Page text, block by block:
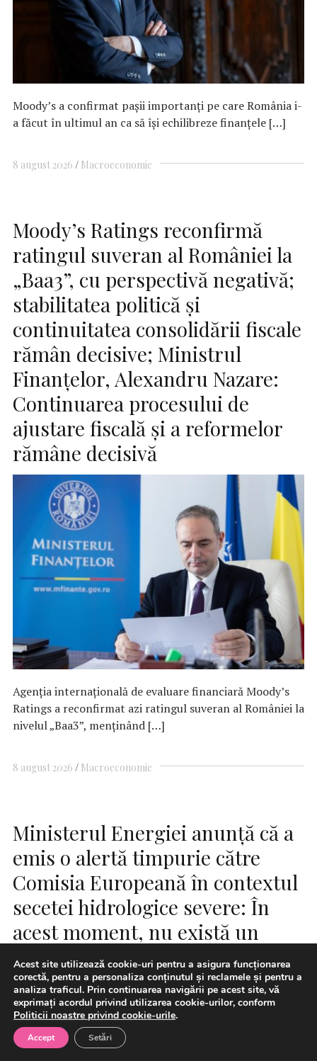
Moody’s a confirmat pașii importanți pe care România i-
a făcut în ultimul an ca să își echilibreze finanțele […]
8 august 2026 Macroeconomie
Moody’s Ratings reconfirmă
ratingul suveran al României la
„Baa3”, cu perspectivă negativă;
stabilitatea politică și
continuitatea consolidării fiscale
rămân decisive; Ministrul
Finanțelor, Alexandru Nazare:
Continuarea procesului de
ajustare fiscală și a reformelor
rămâne decisivă
Agenția internațională de evaluare financiară Moody’s
Ratings a reconfirmat azi ratingul suveran al României la
nivelul „Baa3”, menținând […]
8 august 2026 Macroeconomie
Ministerul Energiei anunţă că a
emis o alertă timpurie către
Comisia Europeană în contextul
secetei hidrologice severe: În
acest moment, nu există un
impact negativ asupra pieţei
interne de electricitate
Acest site utilizează cookie-uri pentru a asigura funcționarea
corectă, pentru a personaliza conținutul și reclamele și pentru a
analiza traficul. Prin continuarea navigării pe acest site, vă
exprimați acordul privind utilizarea cookie-urilor, conform
Politicii noastre privind cookie-urile.
Accept Setări